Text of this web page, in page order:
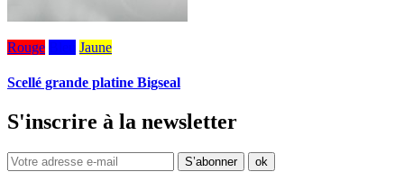
Rouge Jaune
Scellé grande platine Bigseal
S'inscrire à la newsletter